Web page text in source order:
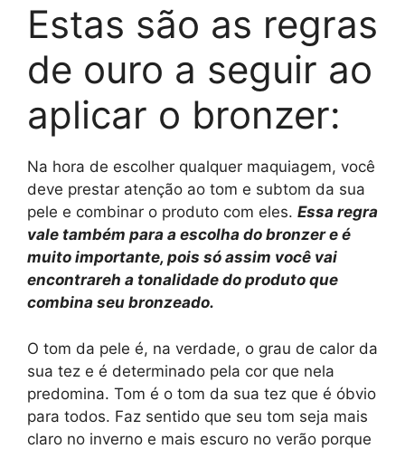
Estas são as regras
de ouro a seguir ao
aplicar o bronzer:
Na hora de escolher qualquer maquiagem, você
deve prestar atenção ao tom e subtom da sua
pele e combinar o produto com eles. Essa regra
vale também para a escolha do bronzer e é
muito importante, pois só assim você vai
encontrareh a tonalidade do produto que
combina seu bronzeado.
O tom da pele é, na verdade, o grau de calor da
sua tez e é determinado pela cor que nela
predomina. Tom é o tom da sua tez que é óbvio
para todos. Faz sentido que seu tom seja mais
claro no inverno e mais escuro no verão porque